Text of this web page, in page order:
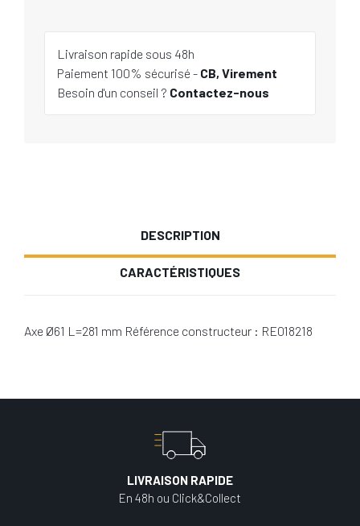
Livraison rapide sous 48h
Paiement 100% sécurisé - CB, Virement
Besoin d'un conseil ? Contactez-nous
DESCRIPTION
CARACTÉRISTIQUES
Axe Ø61 L=281 mm Référence constructeur : RE018218
LIVRAISON RAPIDE
En 48h ou Click&Collect